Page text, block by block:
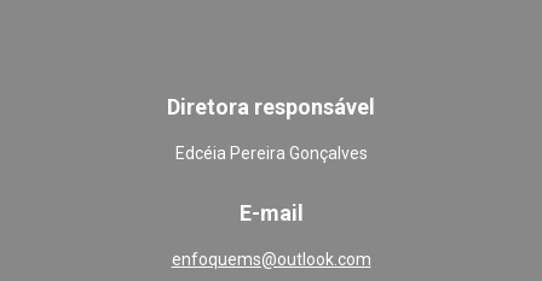
Diretora responsável
Edcéia Pereira Gonçalves
E-mail
enfoquems@outlook.com